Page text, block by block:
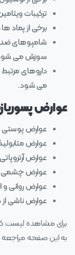
ترکیبات
برخی از پماد
شامپوهای
سوزش می
داروهای مرتبط
می شود.
عوارض
عوارض پوستی
عوارض
عوارض آرتروپاتی
عوارض چشمی
عوارض روانی
عوارض ناشی از
برای مشاهده لیست
به این صفحه مراجعه